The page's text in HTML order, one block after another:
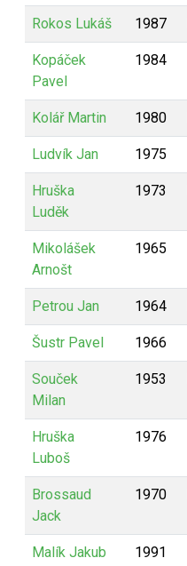
Rokos Lukáš 1987
Kopáček
Pavel
1984
Kolář Martin 1980
Ludvík Jan 1975
Hruška
Luděk
1973
Mikolášek
Arnošt
1965
Petrou Jan 1964
Šustr Pavel 1966
Souček
Milan
1953
Hruška
Luboš
1976
Brossaud
Jack
1970
Malík Jakub 1991